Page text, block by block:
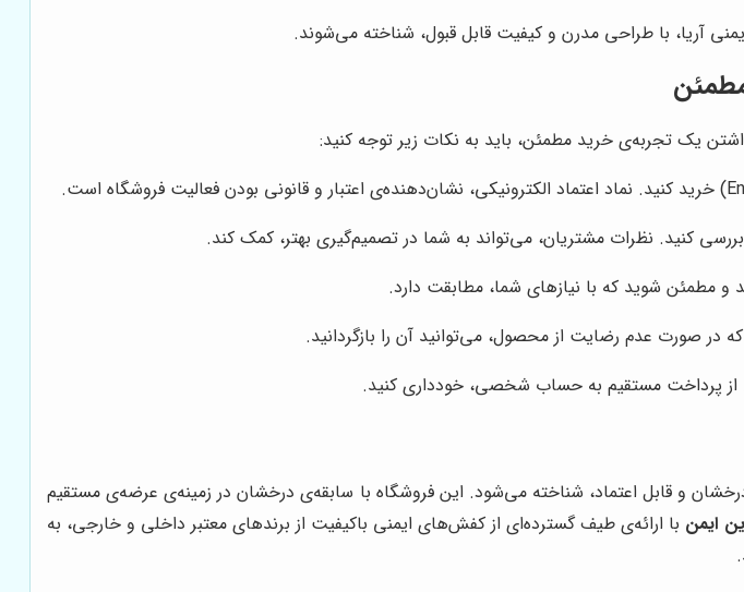
آریا، با طراحی مدرن و کیفیت قابل قبول، شناخته می‌شوند.
یک تجربه‌ی خرید مطمئن، باید به نکات زیر توجه کنید:
کنید. نظرات مشتریان، می‌تواند به شما در تصمیم‌گیری بهتر، کمک کند.
مطمئن شوید که با نیازهای شما، مطابقت دارد.
در صورت عدم رضایت از محصول، می‌توانید آن را بازگردانید.
از پرداخت مستقیم به حساب شخصی، خودداری کنید.
و قابل اعتماد، شناخته می‌شود. این فروشگاه با سابقه‌ی درخشان در زمینه‌ی عرضه‌ی مستقیم
ایمن با ارائه‌ی طیف گسترده‌ای از کفش‌های ایمنی باکیفیت از برندهای معتبر داخلی و خارجی، به